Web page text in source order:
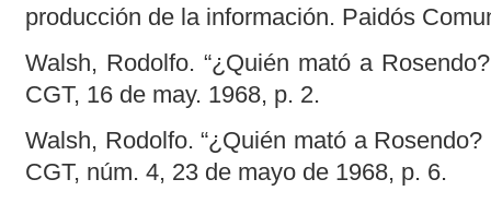
producción de la información. Paidós
Walsh, Rodolfo. “¿Quién mató a
CGT, 16 de may. 1968, p. 2.
Walsh, Rodolfo. “¿Quién mató a
CGT, núm. 4, 23 de mayo de 1968, p. 6.